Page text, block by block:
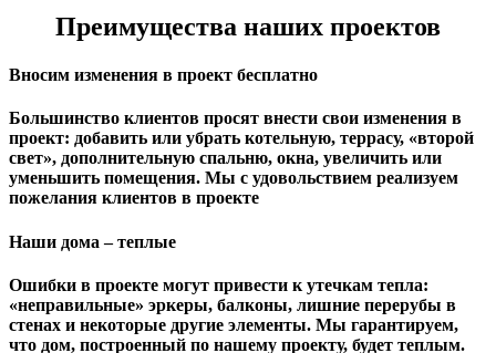
Преимущества наших проектов
Вносим изменения в проект бесплатно
Большинство клиентов просят внести свои изменения в
проект: добавить или убрать котельную, террасу, «второй
свет», дополнительную спальню, окна, увеличить или
уменьшить помещения. Мы с удовольствием реализуем
пожелания клиентов в проекте
Наши дома – теплые
Ошибки в проекте могут привести к утечкам тепла:
«неправильные» эркеры, балконы, лишние перерубы в
стенах и некоторые другие элементы. Мы гарантируем,
чтo дом, построенный по нашему проекту, будет теплым.